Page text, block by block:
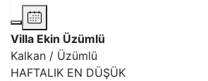
Villa Ekin Üzümlü
Kalkan / Üzümlü
HAFTALIK EN DÜŞÜK